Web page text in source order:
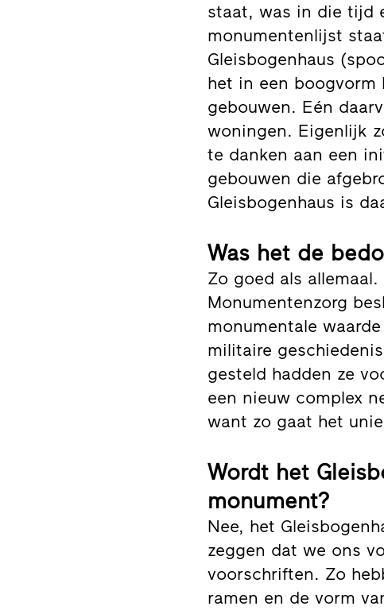
staat, was in die tijd
monumentenlijst
Gleisbogenhaus
het in een boogvorm
gebouwen. Eén
woningen. Eigenlijk
te danken aan een
gebouwen die
Gleisbogenhaus is
Was het de
Zo goed als
Monumentenzorg
monumentale
militaire
gesteld hadden ze
een nieuw complex
want zo gaat het
Wordt het
monument?
Nee, het
zeggen dat we ons
voorschriften. Zo
ramen en de vorm